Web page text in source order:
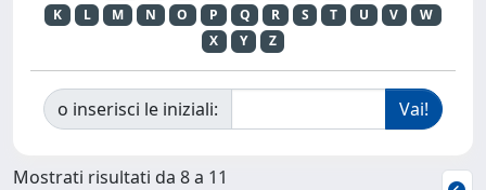
K
L M N O P Q R S T U V
W
X
Y Z
o inserisci le iniziali:
Mostrati risultati da 8 a 11